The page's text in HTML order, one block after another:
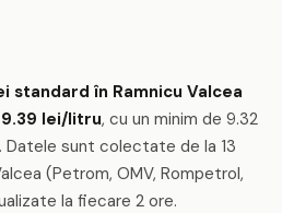
standard în Ramnicu Valcea
lei/litru, cu un minim de 9.32
Datele sunt colectate de la 13
(Petrom, OMV, Rompetrol,
la fiecare 2 ore.